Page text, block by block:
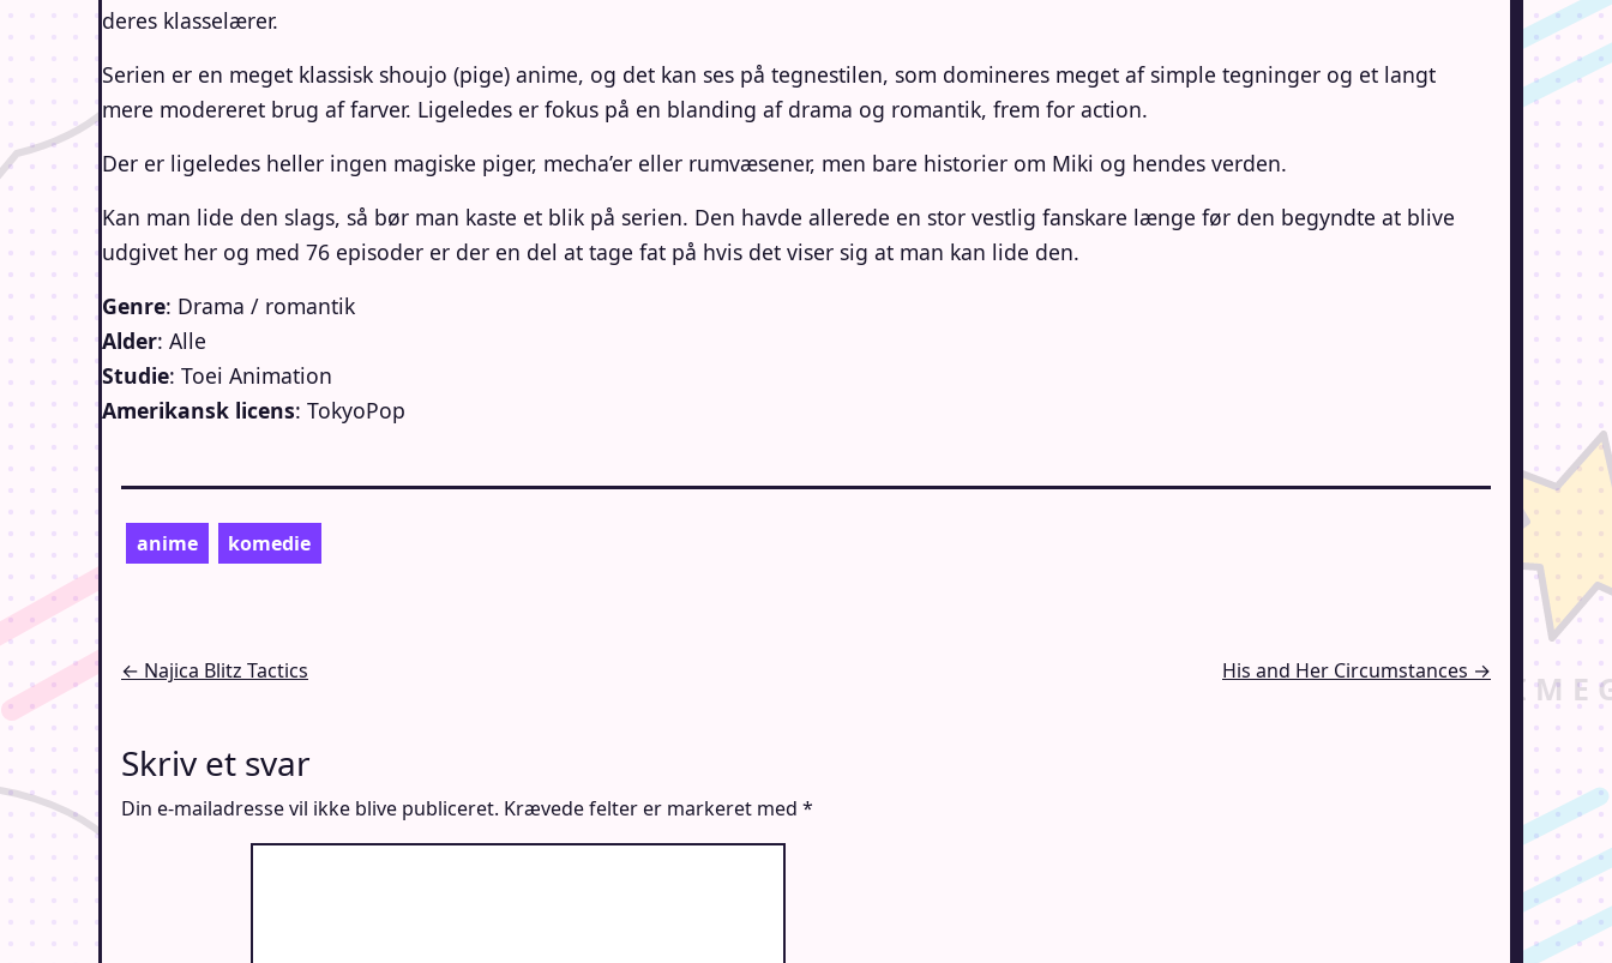
deres klasselærer.
Serien er en meget klassisk shoujo (pige) anime, og det kan ses på tegnestilen, som domineres meget af simple tegninger og et langt
mere modereret brug af farver. Ligeledes er fokus på en blanding af drama og romantik, frem for action.
Der er ligeledes heller ingen magiske piger, mecha’er eller rumvæsener, men bare historier om Miki og hendes verden.
Kan man lide den slags, så bør man kaste et blik på serien. Den havde allerede en stor vestlig fanskare længe før den begyndte at blive
udgivet her og med 76 episoder er der en del at tage fat på hvis det viser sig at man kan lide den.
Genre: Drama / romantik
Alder: Alle
Studie: Toei Animation
Amerikansk licens: TokyoPop
anime komedie
Indlægsnavigation
← Najica Blitz Tactics His and Her Circumstances →
Skriv et svar
Din e-mailadresse vil ikke blive publiceret. Krævede felter er markeret med *